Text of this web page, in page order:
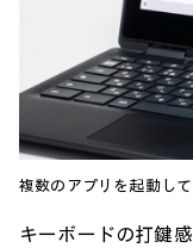
複数のアプリを起動し
キーボードの打鍵